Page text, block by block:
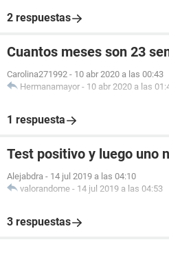
2 respuestas
Cuantos meses son 23
Carolina271992 - 10 abr 2020 a las 00:43
Hermanamayor - 10 abr 2020 a las
1 respuesta
Test positivo y luego uno
Alejabdra - 14 jul 2019 a las 04:10
valorandome - 14 jul 2019 a las 04:53
3 respuestas